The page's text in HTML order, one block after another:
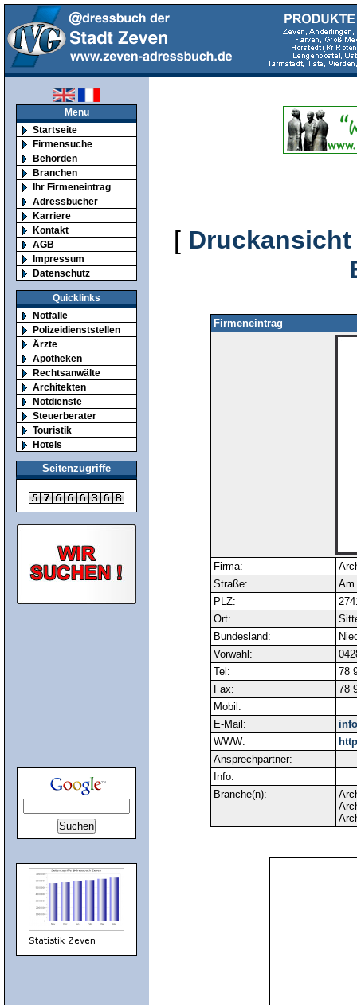
Menu
Startseite
Firmensuche
Behörden
Branchen
Ihr Firmeneintrag
Adressbücher
Karriere
Kontakt
AGB
Impressum
Datenschutz
Quicklinks
Notfälle
Polizeidienststellen
Ärzte
Apotheken
Rechtsanwälte
Architekten
Notdienste
Steuerberater
Touristik
Hotels
Seitenzugriffe
[ Druckansicht
Firmeneintrag
Firma:
Straße:
Am
PLZ:
Ort:
Bundesland:
Vorwahl:
Tel:
78
Fax:
78
Mobil:
E-Mail:
WWW:
Ansprechpartner:
Info:
Branche(n):